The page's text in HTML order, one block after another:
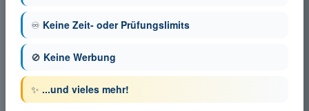
♾️ Keine Zeit- oder Prüfungslimits
🚫 Keine Werbung
✨ ...und vieles mehr!